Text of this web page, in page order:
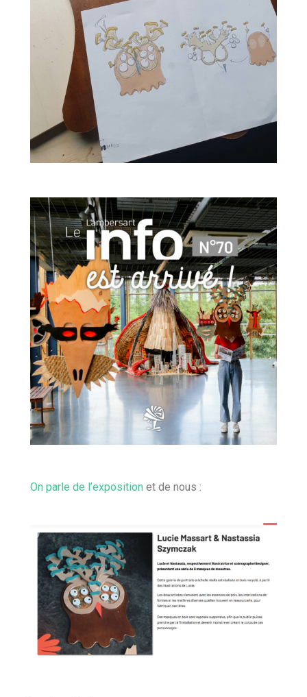
On parle de l’expositionet de nous :